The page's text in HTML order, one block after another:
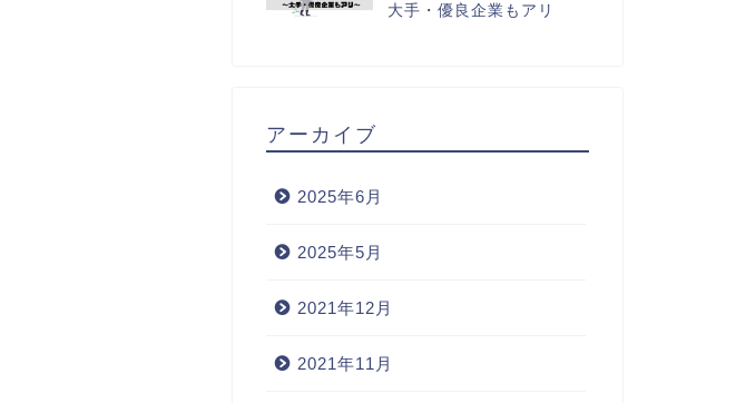
大手・優良企業もアリ
アーカイブ
2025年6月
2025年5月
2021年12月
2021年11月